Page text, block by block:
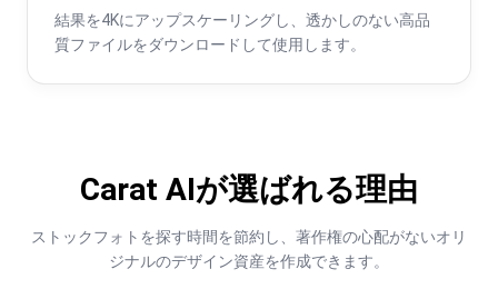
結果を4Kにアップスケーリングし、透かしのない高品
質ファイルをダウンロードして使用します。
Carat AIが選ばれる理由
ストックフォトを探す時間を節約し、著作権の心配がないオリ
ジナルのデザイン資産を作成できます。